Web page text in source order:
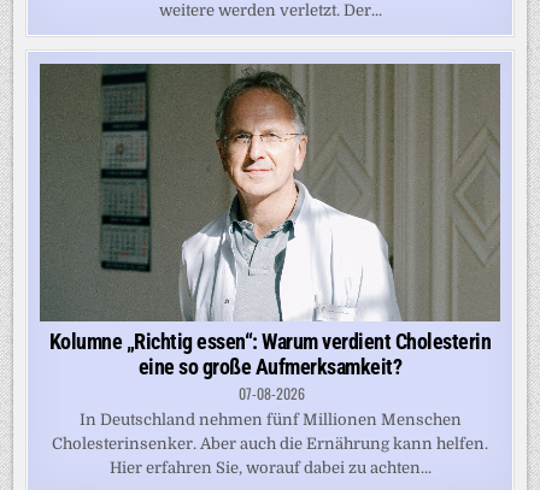
weitere werden verletzt. Der...
Kolumne „Richtig essen“: Warum verdient Cholesterin
eine so große Aufmerksamkeit?
07-08-2026
In Deutschland nehmen fünf Millionen Menschen
Cholesterinsenker. Aber auch die Ernährung kann helfen.
Hier erfahren Sie, worauf dabei zu achten...